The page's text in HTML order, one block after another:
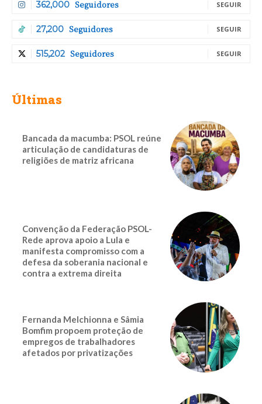
362,000 Seguidores SEGUIR
27,200 Seguidores SEGUIR
515,202 Seguidores SEGUIR
Últimas
Bancada da macumba: PSOL reúne
articulação de candidaturas de
religiões de matriz africana
Convenção da Federação PSOL-
Rede aprova apoio a Lula e
manifesta compromisso com a
defesa da soberania nacional e
contra a extrema direita
Fernanda Melchionna e Sâmia
Bomfim propoem proteção de
empregos de trabalhadores
afetados por privatizações